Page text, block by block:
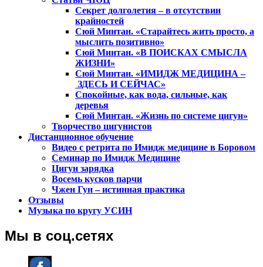
Секрет долголетия – в отсутствии
крайностей
Сюй Минтан. «Старайтесь жить просто, а
мыслить позитивно»
Сюй Минтан. «В ПОИСКАХ СМЫСЛА
ЖИЗНИ»
Сюй Минтан. «ИМИДЖ МЕДИЦИНА –
ЗДЕСЬ И СЕЙЧАС»
Спокойные, как вода, сильные, как
деревья
Сюй Минтан. «Жизнь по системе цигун»
Творчество цигунистов
Дистанционное обучение
Видео с ретрита по Имидж медицине в Боровом
Семинар по Имидж Медицине
Цигун зарядка
Восемь кусков парчи
Чжен Гун – истинная практика
Отзывы
Музыка по кругу УСИН
Мы в соц.сетях